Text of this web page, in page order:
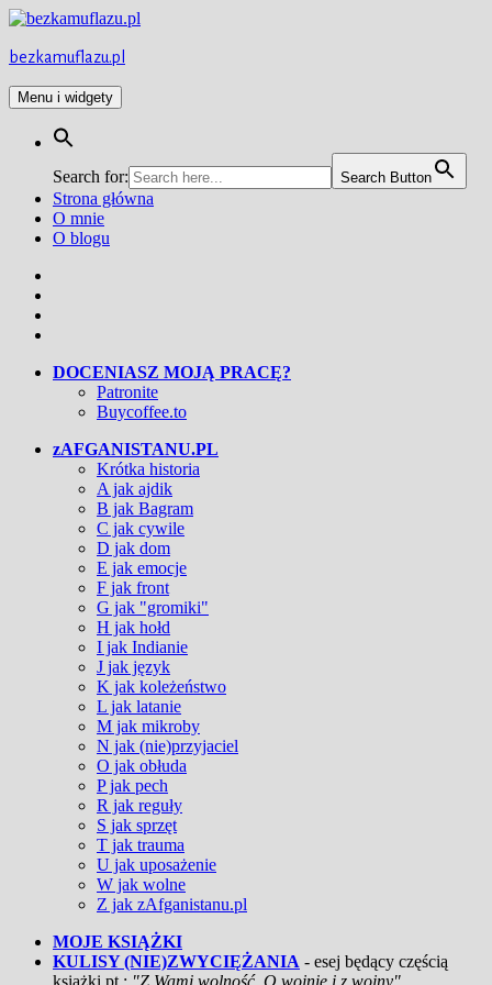
Przejdź
treści
bezkamuflazu.pl
Menu i widgety
Search for: Search Button
Strona główna
O mnie
O blogu
DOCENIASZ MOJĄ PRACĘ?
Patronite
Buycoffee.to
zAFGANISTANU.PL
Krótka historia
A jak ajdik
B jak Bagram
C jak cywile
D jak dom
E jak emocje
F jak front
G jak "gromiki"
H jak hołd
I jak Indianie
J jak język
K jak koleżeństwo
L jak latanie
M jak mikroby
N jak (nie)przyjaciel
O jak obłuda
P jak pech
R jak reguły
S jak sprzęt
T jak trauma
U jak uposażenie
W jak wolne
Z jak zAfganistanu.pl
MOJE KSIĄŻKI
KULISY (NIE)ZWYCIĘŻANIA - esej będący częścią
książki pt.: "Z Wami wolność. O wojnie i z wojny"